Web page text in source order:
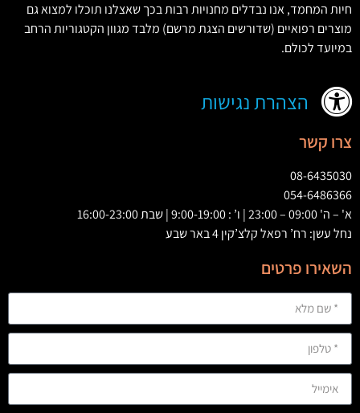
חיות המחמד,אנו נבדלים מחנויות רבות בכך שאצלנו תוכלו למצוא גם
מוצרים רפואיים (שדורשים הצגת מרשם) מלבד מגוון הקטגוריות הרחב
במיועד לכולם.
הצהרת נגישות
צרו קשר
08-6435030
054-6486366
א' – ה' 09:00 – 23:00 | ו’ : 9:00-19:00 | שבת 16:00-23:00
נחל עשן: רח’ רפאל קלצ’קין 4 באר שבע
השאירו פרטים